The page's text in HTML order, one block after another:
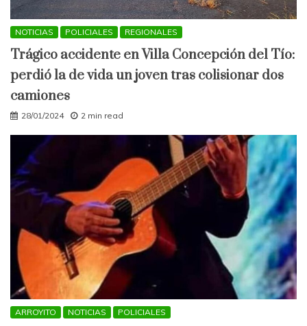
NOTICIAS POLICIALES REGIONALES
Trágico accidente en Villa Concepción del Tío:
perdió la de vida un joven tras colisionar dos
camiones
28/01/2024 2 min read
ARROYITO NOTICIAS POLICIALES